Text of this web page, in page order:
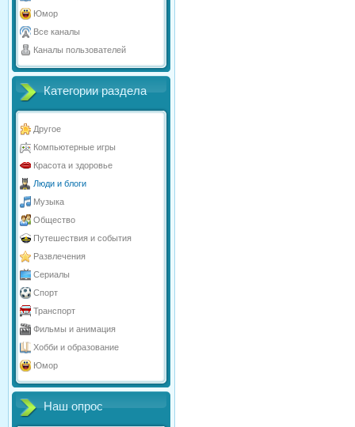
Юмор
Все каналы
Каналы пользователей
Категории раздела
Другое
Компьютерные игры
Красота и здоровье
Люди и блоги
Музыка
Общество
Путешествия и события
Развлечения
Сериалы
Спорт
Транспорт
Фильмы и анимация
Хобби и образование
Юмор
Наш опрос